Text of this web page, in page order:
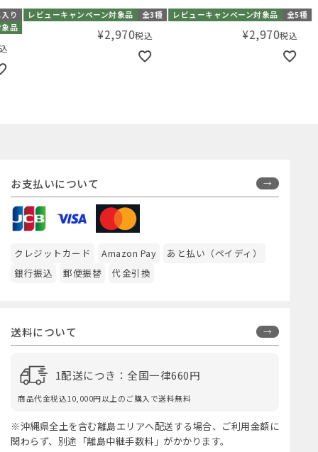
アイラ）
レビューキャンペーン対象品 全3種
2,970税込
ラシ）
レビューキャンペーン対象品 全5種
2,970税込
お支払いについて
クレジットカード Amazon Pay
あと払い（ペイディ）
銀行振込
郵便振替 代金引換
送料について
1配送につき：全国一律660円
商品代金税込10,000円以上のご購入で送料無料
※沖縄県全土を含む離島エリアへ配送する場合、ご利用金額に
関わらず、別途「離島中継手数料」がかかります。